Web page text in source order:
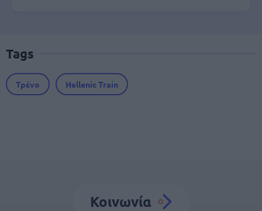
Tags
Τρένο Hellenic Train
Κοινωνία